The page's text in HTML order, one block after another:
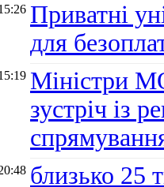
Приватні
для
Міністри
зустріч із
близько 25